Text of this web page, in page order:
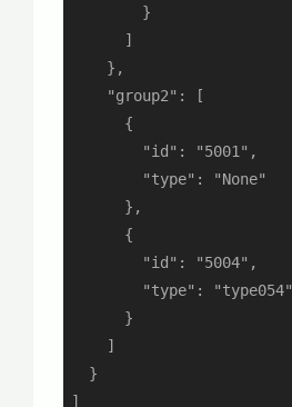
        }
      ]
    },
    "group2": [
      {
        "id": "5001",
        "type": "None"
      },
      {
        "id": "5004",
        "type": "type054"
      }
    ]
  }
]